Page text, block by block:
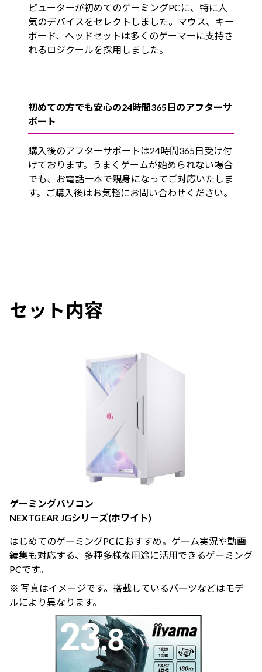
ピューターが初めてのゲーミングPCに、特に人
気のデバイスをセレクトしました。マウス、キー
ボード、ヘッドセットは多くのゲーマーに支持さ
れるロジクールを採用しました。
初めての方でも安心の24時間365日のアフターサ
ポート
購入後のアフターサポートは24時間365日受け付
けております。うまくゲームが始められない場合
でも、お電話一本で親身になってご対応いたしま
す。ご購入後はお気軽にお問い合わせください。
セット内容
ゲーミングパソコン
NEXTGEAR JGシリーズ(ホワイト)
はじめてのゲーミングPCにおすすめ。ゲーム実況や動画
編集も対応する、多種多様な用途に活用できるゲーミング
PCです。
※ 写真はイメージです。搭載しているパーツなどはモデ
ルにより異なります。